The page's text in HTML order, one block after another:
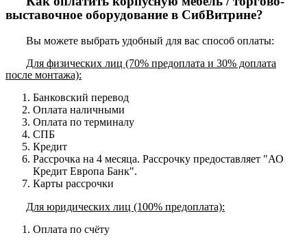
выставочное оборудование в СибВитрине?
Вы можете выбрать удобный для вас способ оплаты:
Для физических лиц (70% предоплата и 30% доплата
после монтажа):
Банковский перевод
Оплата наличными
Оплата по терминалу
СПБ
Кредит
Рассрочка на 4 месяца. Рассрочку предоставляет "АО
Кредит Европа Банк".
Карты рассрочки
Для юридических лиц (100% предоплата):
Оплата по счёту